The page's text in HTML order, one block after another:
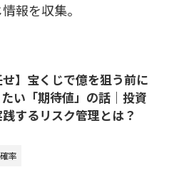
報を収集。
せ】宝くじで億を狙う前に
い「期待値」の話｜投資
するリスク管理とは？
率